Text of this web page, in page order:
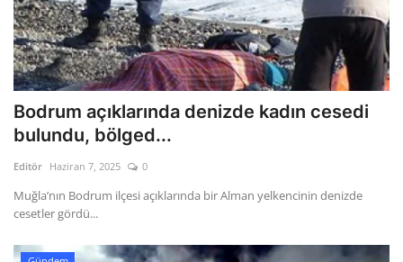
Bodrum açıklarında denizde kadın cesedi
bulundu, bölged...
Editör Haziran 7, 2025 0
Muğla’nın Bodrum ilçesi açıklarında bir Alman yelkencinin denizde
cesetler gördü...